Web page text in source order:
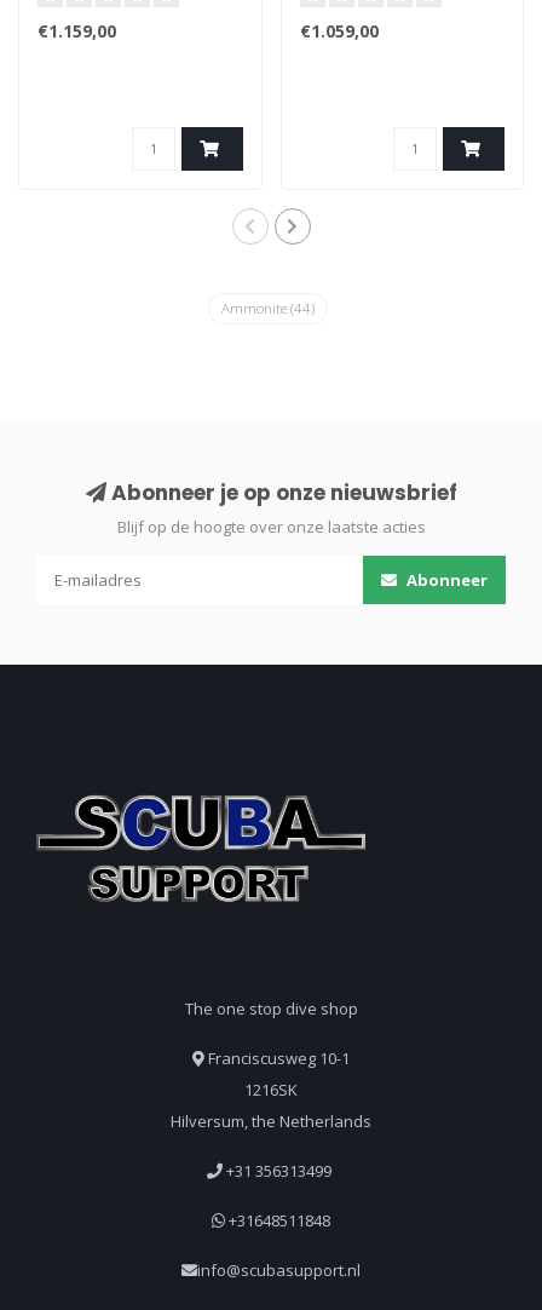
€1.159,00 €1.059,00
Ammonite (44)
Abonneer je op onze nieuwsbrief
Blijf op de hoogte over onze laatste acties
Abonneer
The one stop dive shop
Franciscusweg 10-1
1216SK
Hilversum, the Netherlands
+31 356313499
+31648511848
info@scubasupport.nl